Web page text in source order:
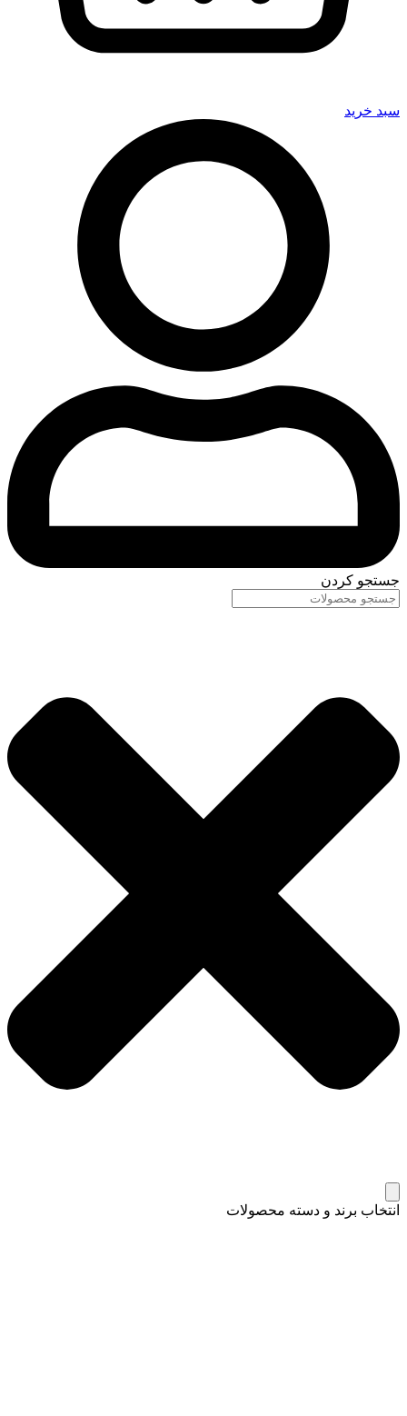
سبد خرید
جستجو کردن
انتخاب برند و دسته محصولات